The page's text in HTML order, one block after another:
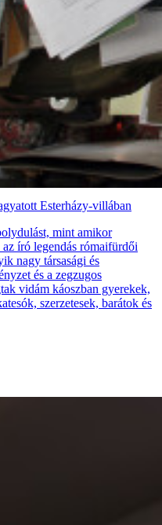
Esterházy-villában
mint amikor
az író legendás rómaifürdői
nagy társasági és
és a zegzugos
vidám káoszban gyerekek,
szerzetesek, barátok és